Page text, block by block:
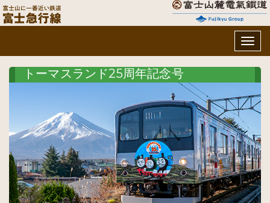
トーマスランド25周年記念号